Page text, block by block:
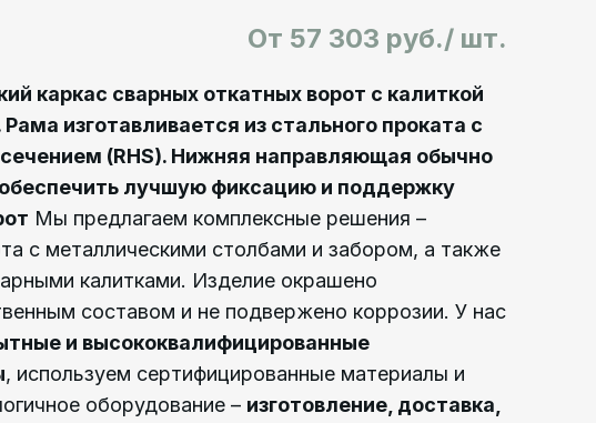
От 57 303 руб./ шт.
каркас сварных откатных ворот с калиткой
изготавливается из стального проката с
(RHS). Нижняя направляющая обычно
лучшую фиксацию и поддержку
Мы предлагаем комплексные решения –
с металлическими столбами и забором, а также
калитками. Изделие окрашено
составом и не подвержено коррозии. У нас
и высококвалифицированные
, используем сертифицированные материалы и
оборудование – изготовление, доставка,